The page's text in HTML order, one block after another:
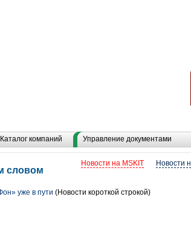
Каталог компаний Управление документами
Новости
Новости на MSKIT
словом
уже в пути (Новости короткой строкой)